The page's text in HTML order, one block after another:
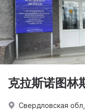
克拉斯诺图林
Свердловская обл,